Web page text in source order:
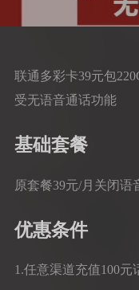
联通多彩卡39元包
受无语音通话功能
基础套餐
原套餐39元/月关闭语
优惠条件
1.任意渠道充值100元